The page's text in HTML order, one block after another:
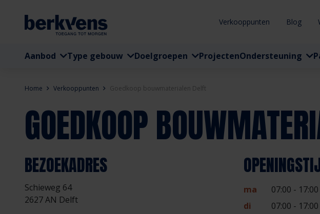
Verkooppunten Blog
Aanbod Type gebouw Doelgroepen ProjectenOndersteuning
Home Verkooppunten Goedkoop bouwmaterialen Delft
GOEDKOOP
BEZOEKADRES
Schieweg 64
2627 AN Delft
ma
07:00 - 17:00
di
07:00 - 17:00